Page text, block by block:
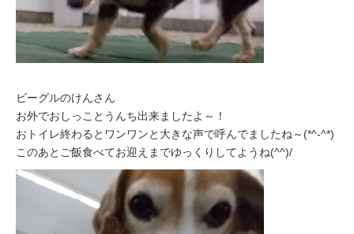
ビーグルのけんさん
お外でおしっことうんち出来ましたよ～！
おトイレ終わるとワンワンと大きな声で呼んでましたね～(*^-^*)
このあとご飯食べてお迎えまでゆっくりしてようね(^^)/